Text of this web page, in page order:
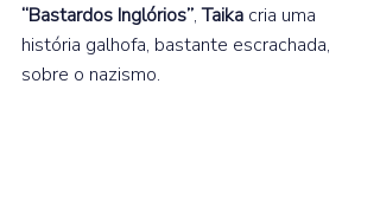
“Bastardos Inglórios”, Taika cria uma
história galhofa, bastante escrachada,
sobre o nazismo.